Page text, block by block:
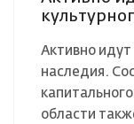
Активно идут
наследия.
области